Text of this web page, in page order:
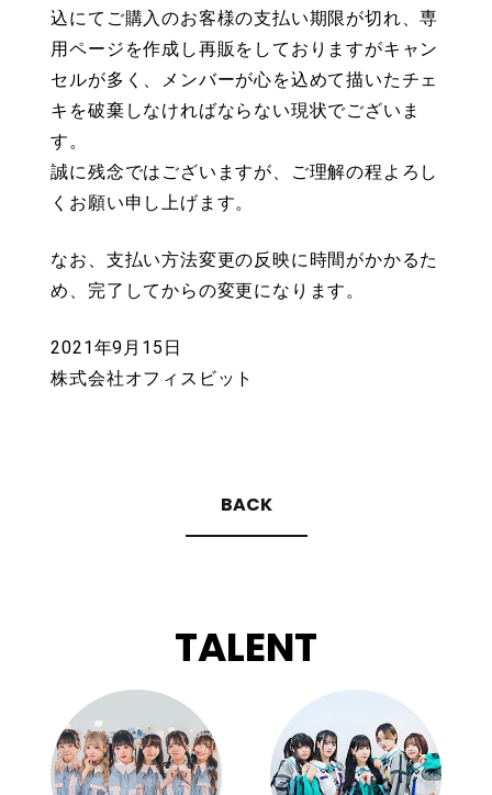
込にてご購入のお客様の支払い期限が切れ、専
用ページを作成し再販をしておりますがキャン
セルが多く、メンバーが心を込めて描いたチェ
キを破棄しなければならない現状でございま
す。
誠に残念ではございますが、ご理解の程よろし
くお願い申し上げます。
なお、支払い方法変更の反映に時間がかかるた
め、完了してからの変更になります。
2021年9月15日
株式会社オフィスビット
BACK
TALENT